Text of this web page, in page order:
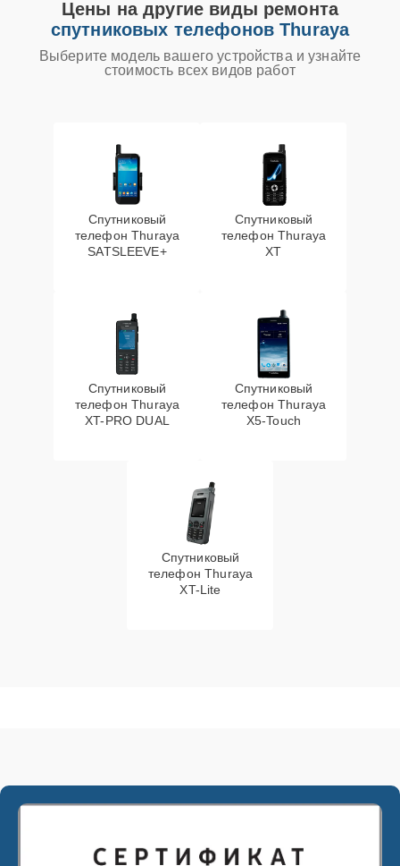
Цены на другие виды ремонта
спутниковых телефонов Thuraya
Выберите модель вашего устройства и узнайте
стоимость всех видов работ
Спутниковый
телефон Thuraya
SATSLEEVE+
Спутниковый
телефон Thuraya
XT
Спутниковый
телефон Thuraya
XT-PRO DUAL
Спутниковый
телефон Thuraya
X5-Touch
Спутниковый
телефон Thuraya
XT-Lite